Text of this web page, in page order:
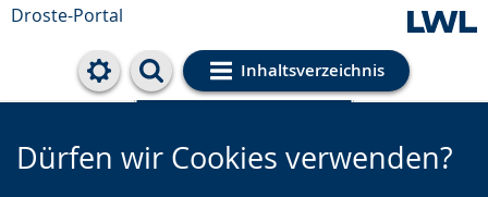
Droste-Portal
Inhaltsverzeichnis
Cookie-Einstellungen
Dürfen wir Cookies verwenden?